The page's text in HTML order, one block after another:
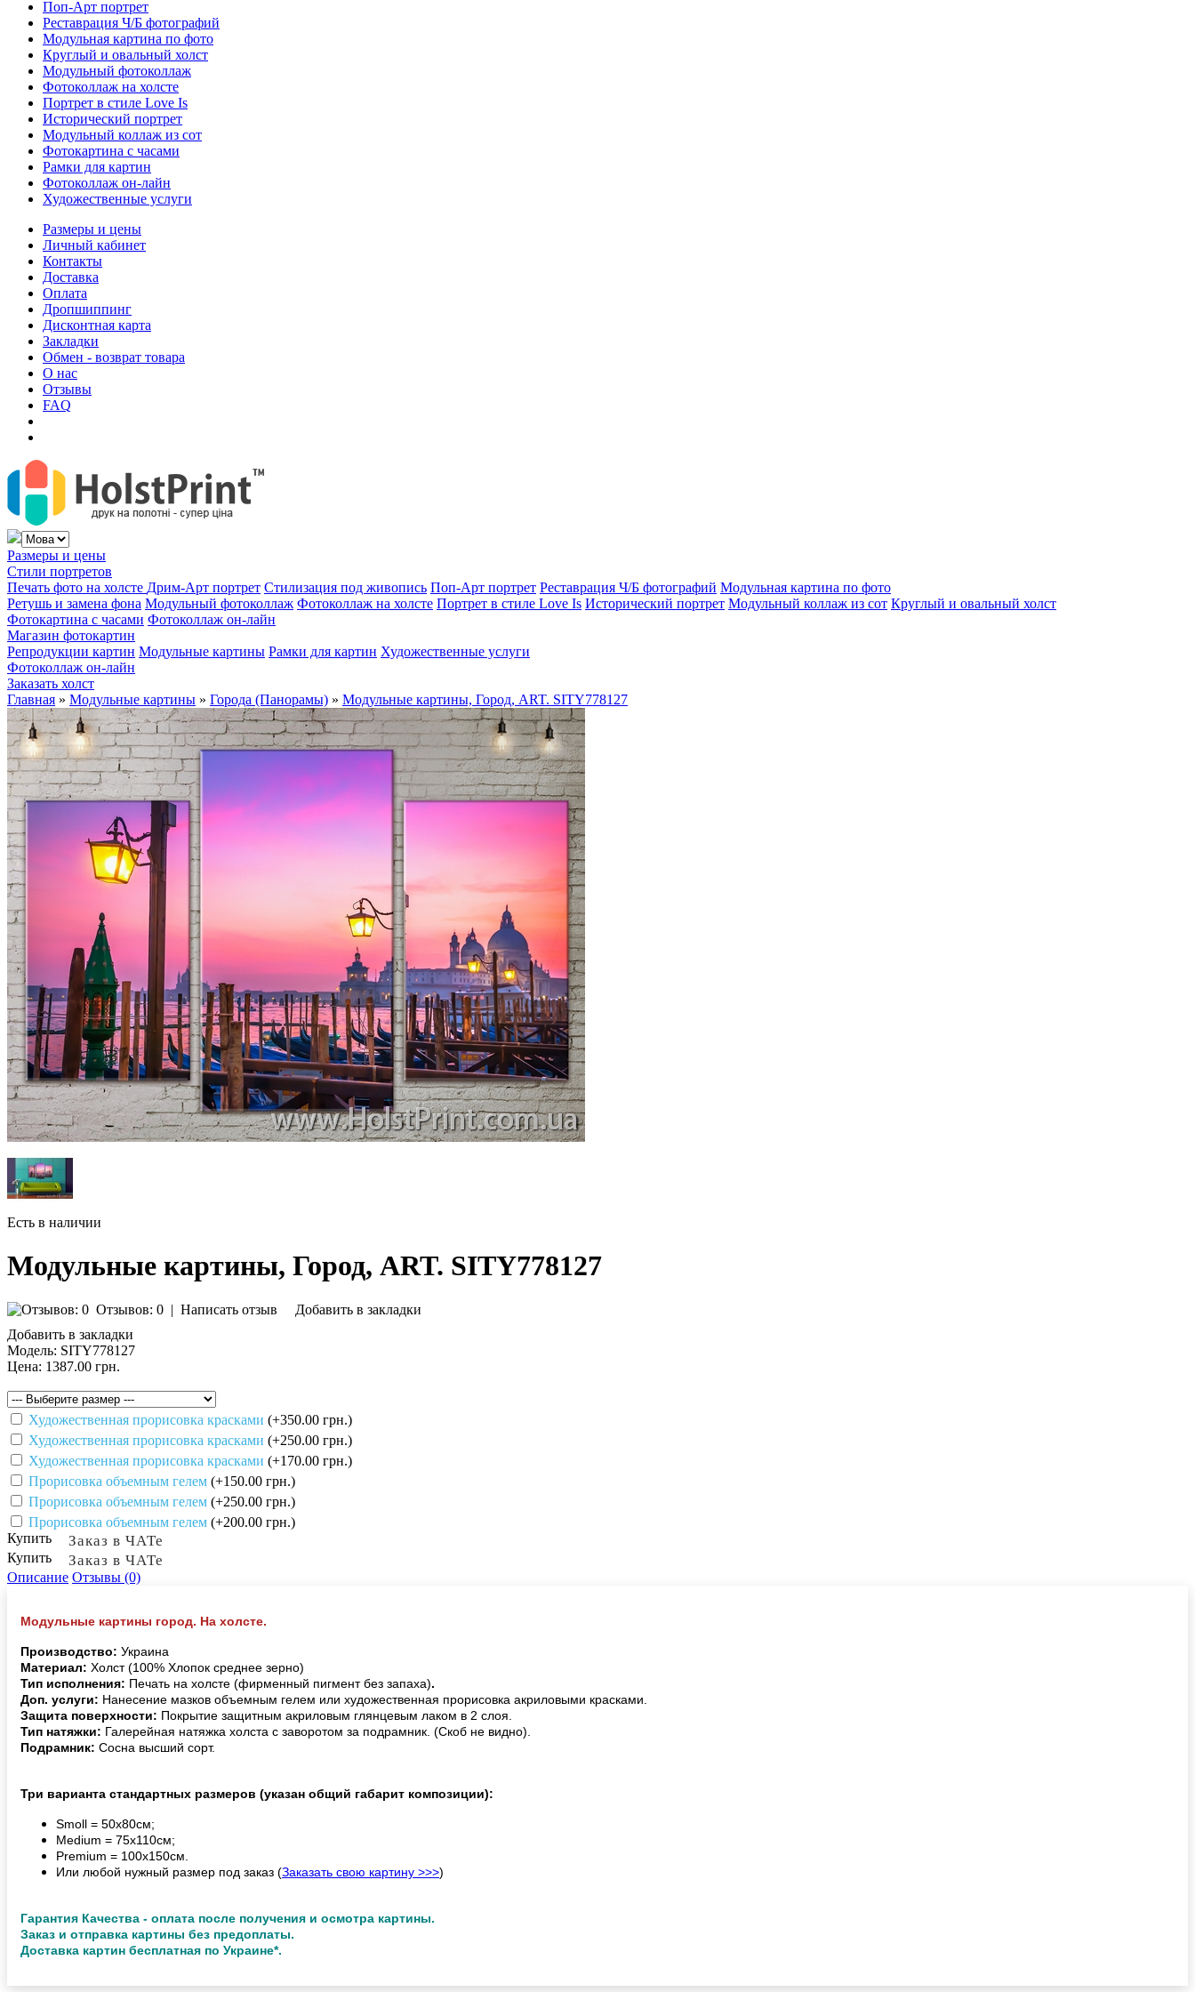
Поп-Арт портрет
Реставрация Ч/Б фотографий
Модульная картина по фото
Круглый и овальный холст
Модульный фотоколлаж
Фотоколлаж на холсте
Портрет в стиле Love Is
Исторический портрет
Модульный коллаж из сот
Фотокартина с часами
Рамки для картин
Фотоколлаж он-лайн
Художественные услуги
Размеры и цены
Личный кабинет
Контакты
Доставка
Оплата
Дропшиппинг
Дисконтная карта
Закладки
Обмен - возврат товара
О нас
Отзывы
FAQ
Размеры и цены
Стили портретов
Печать фото на холсте Дрим-Арт портрет Стилизация под живопись Поп-Арт портрет Реставрация Ч/Б фотографий Модульная картина по фото
Ретушь и замена фона Модульный фотоколлаж Фотоколлаж на холсте Портрет в стиле Love Is Исторический портрет Модульный коллаж из сот Круглый и овальный холст
Фотокартина с часами Фотоколлаж он-лайн
Магазин фотокартин
Репродукции картин Модульные картины Рамки для картин Художественные услуги
Фотоколлаж он-лайн
Заказать холст
Главная » Модульные картины » Города (Панорамы) » Модульные картины, Город, ART. SITY778127
Есть в наличии
Модульные картины, Город, ART. SITY778127
Отзывов: 0 | Написать отзыв
Добавить в закладки
Добавить в закладки
Модель: SITY778127
Цена: 1387.00 грн.
Художественная прорисовка красками (+350.00 грн.)
Художественная прорисовка красками (+250.00 грн.)
Художественная прорисовка красками (+170.00 грн.)
Прорисовка объемным гелем (+150.00 грн.)
Прорисовка объемным гелем (+250.00 грн.)
Прорисовка объемным гелем (+200.00 грн.)
Купить
Заказ в ЧАТе
Купить Заказ в ЧАТе
Описание Отзывы (0)
Модульные картины город. На холсте.
Производство: Украина
Материал: Холст (100% Хлопок среднее зерно)
Тип исполнения: Печать на холсте (фирменный пигмент без запаха).
Доп. услуги: Нанесение мазков объемным гелем или художественная прорисовка акриловыми красками.
Защита поверхности: Покрытие защитным акриловым глянцевым лаком в 2 слоя.
Тип натяжки: Галерейная натяжка холста с заворотом за подрамник. (Скоб не видно).
Подрамник: Сосна высший сорт.
Три варианта стандартных размеров (указан общий габарит композиции):
Smoll = 50х80см;
Medium = 75х110см;
Premium = 100х150см.
Или любой нужный размер под заказ (Заказать свою картину >>>)
Гарантия Качества - оплата после получения и осмотра картины.
Заказ и отправка картины без предоплаты.
Доставка картин бесплатная по Украине*.